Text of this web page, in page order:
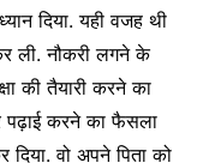
दिया. यही वजह थी
ली. नौकरी लगने के
की तैयारी करने का
पढ़ाई करने का फैसला
दिया. वो अपने पिता को